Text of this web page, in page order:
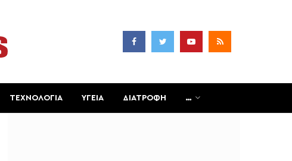
ΤΕΧΝΟΛΟΓΙΑ ΥΓΕΙΑ ΔΙΑΤΡΟΦΗ …